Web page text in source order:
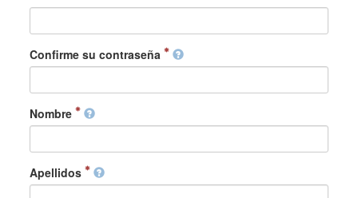
Confirme su contraseña
Nombre
Apellidos